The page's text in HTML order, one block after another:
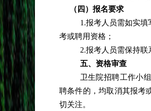
（四）报名要求
1.报考人员需如实
考或聘用资格；
2.报考人员需保持联
五、资格审查
卫生院招聘工作小
聘条件的，均取消其报考
切关注。